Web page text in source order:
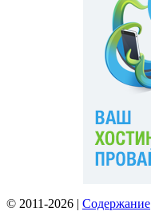
© 2011-2026 | Содержание